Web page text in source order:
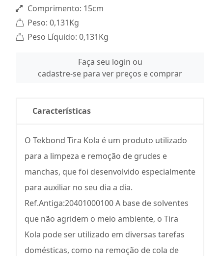
Comprimento: 15cm
Peso: 0,131Kg
Peso Líquido: 0,131Kg
Faça seu login ou
cadastre-se para ver preços e comprar
Características
O Tekbond Tira Kola é um produto utilizado
para a limpeza e remoção de grudes e
manchas, que foi desenvolvido especialmente
para auxiliar no seu dia a dia.
Ref.Antiga:20401000100 A base de solventes
que não agridem o meio ambiente, o Tira
Kola pode ser utilizado em diversas tarefas
domésticas, como na remoção de cola de